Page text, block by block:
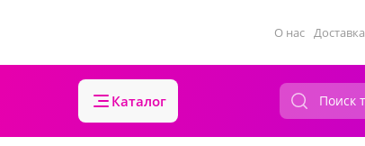
О нас Доставка
Каталог